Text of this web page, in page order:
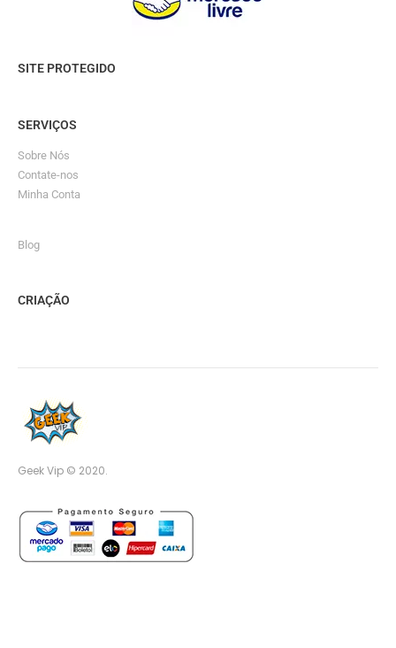
SITE PROTEGIDO
SERVIÇOS
Sobre Nós
Contate-nos
Minha Conta
Blog
CRIAÇÃO
Geek Vip © 2020.